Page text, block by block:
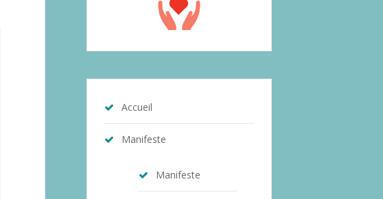
Accueil
Manifeste
Manifeste